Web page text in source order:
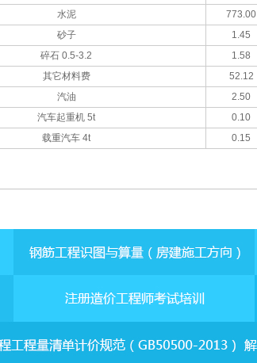
水泥 773.00
砂子 1.45
碎石 0.5-3.2 1.58
其它材料费 52.12
汽油 2.50
汽车起重机 5t 0.10
载重汽车 4t 0.15